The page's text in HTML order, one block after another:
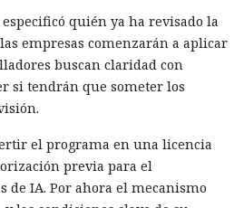
especificó quién ya ha revisado la
empresas comenzarán a aplicar
buscan claridad con
si tendrán que someter los
el programa en una licencia
previa para el
de IA. Por ahora el mecanismo